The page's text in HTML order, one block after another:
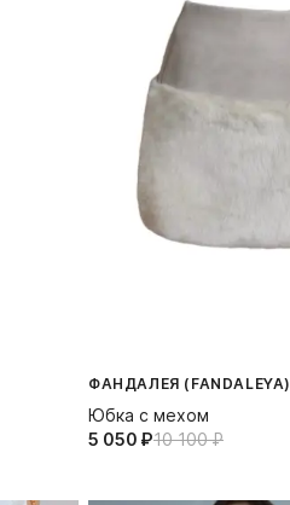
ФАНДАЛЕЯ (FANDALEYA)
Юбка с мехом
5 050⁠ ⁠₽10 100⁠ ⁠₽